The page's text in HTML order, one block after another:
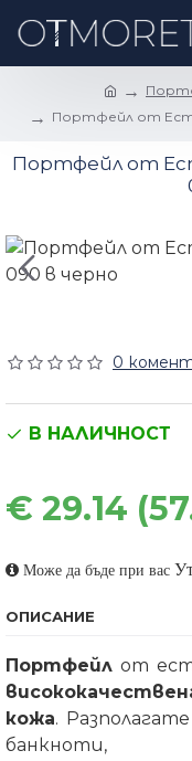
Портфейл от
Портфейл от
0
€ 29.14
В НАЛИЧНОСТ
Може да бъде при вас
ОПИСАНИЕ
Портфейл от
кожа. Разполагате
банкноти,